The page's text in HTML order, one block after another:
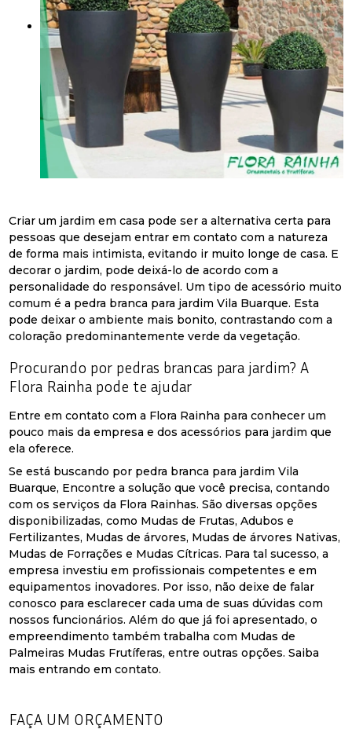
Criar um jardim em casa pode ser a alternativa certa para
pessoas que desejam entrar em contato com a natureza
de forma mais intimista, evitando ir muito longe de casa. E
decorar o jardim, pode deixá-lo de acordo com a
personalidade do responsável. Um tipo de acessório muito
comum é a pedra branca para jardim Vila Buarque. Esta
pode deixar o ambiente mais bonito, contrastando com a
coloração predominantemente verde da vegetação.
Procurando por pedras brancas para jardim? A
Flora Rainha pode te ajudar
Entre em contato com a Flora Rainha para conhecer um
pouco mais da empresa e dos acessórios para jardim que
ela oferece.
Se está buscando por pedra branca para jardim Vila
Buarque, Encontre a solução que você precisa, contando
com os serviços da Flora Rainhas. São diversas opções
disponibilizadas, como Mudas de Frutas, Adubos e
Fertilizantes, Mudas de árvores, Mudas de árvores Nativas,
Mudas de Forrações e Mudas Cítricas. Para tal sucesso, a
empresa investiu em profissionais competentes e em
equipamentos inovadores. Por isso, não deixe de falar
conosco para esclarecer cada uma de suas dúvidas com
nossos funcionários. Além do que já foi apresentado, o
empreendimento também trabalha com Mudas de
Palmeiras Mudas Frutíferas, entre outras opções. Saiba
mais entrando em contato.
FAÇA UM ORÇAMENTO